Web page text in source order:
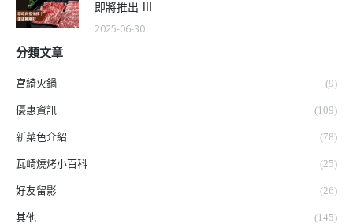
即將推出 Ⅲ
2025-06-30
分類文章
宮綺火鍋 (9)
優惠資訊 (109)
新菜色介紹 (78)
瓦崎燒烤小百科 (25)
好友留影 (26)
其他 (145)